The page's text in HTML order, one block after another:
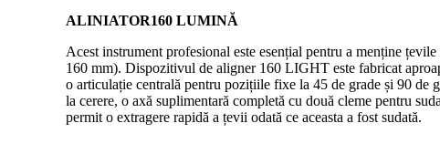
ALINIATOR160 LUMINĂ
Acest instrument profesional este esențial pentru a menține
160 mm). Dispozitivul de aligner 160 LIGHT este fabricat
o articulație centrală pentru pozițiile fixe la 45 de grade și 90 de
la cerere, o axă suplimentară completă cu două cleme pentru
permit o extragere rapidă a țevii odată ce aceasta a fost sudată.